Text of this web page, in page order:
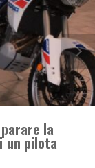
la
un pilota